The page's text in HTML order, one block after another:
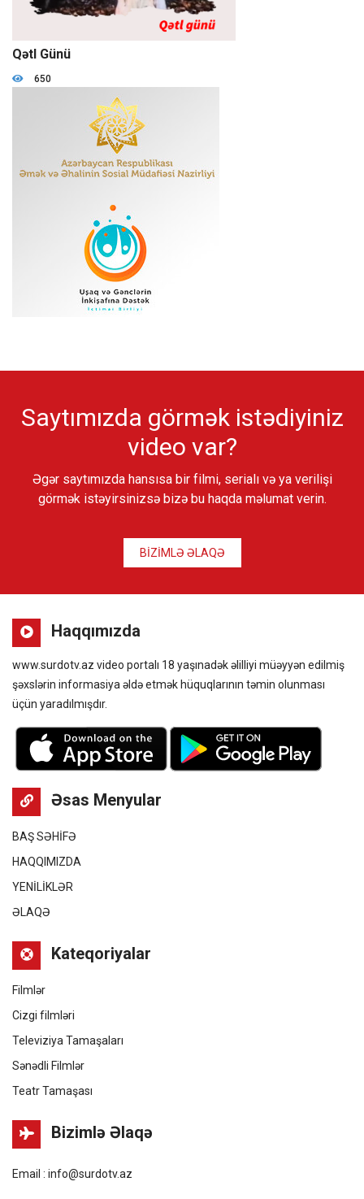
Qətl Günü
650
Saytımızda görmək istədiyiniz
video var?
Əgər saytımızda hansısa bir filmi, serialı və ya verilişi
görmək istəyirsinizsə bizə bu haqda məlumat verin.
BİZİMLƏ ƏLAQƏ
Haqqımızda
www.surdotv.az video portalı 18 yaşınadək əlilliyi müəyyən edilmiş
şəxslərin informasiya əldə etmək hüquqlarının təmin olunması
üçün yaradılmışdır.
Əsas Menyular
BAŞ SƏHİFƏ
HAQQIMIZDA
YENİLİKLƏR
ƏLAQƏ
Kateqoriyalar
Filmlər
Cizgi filmləri
Televiziya Tamaşaları
Sənədli Filmlər
Teatr Tamaşası
Bizimlə Əlaqə
Email : info@surdotv.az